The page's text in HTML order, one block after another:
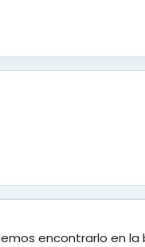
encontrarlo en